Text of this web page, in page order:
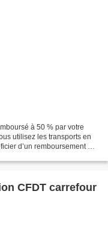
à 50 % par votre
utilisez les transports en
d’un remboursement de
CFDT carrefour